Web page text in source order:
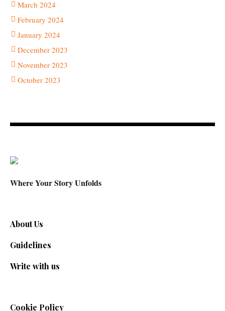
March 2024
February 2024
January 2024
December 2023
November 2023
October 2023
Where Your Story Unfolds
About Us
Guidelines
Write with us
Cookie Policy